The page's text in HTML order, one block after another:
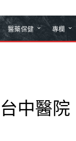
醫藥保健 專欄
中醫院